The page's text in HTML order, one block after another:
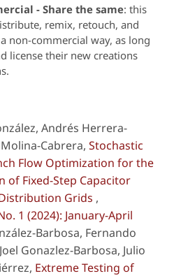
- Share the same: this
remix, retouch, and
non-commercial way, as long
license their new creations
Andrés Herrera-
Cabrera, Stochastic
Flow Optimization for the
of Fixed-Step Capacitor
Grids ,
1 (2024): January-April
Barbosa, Fernando
Gonazlez-Barbosa, Julio
Extreme Testing of